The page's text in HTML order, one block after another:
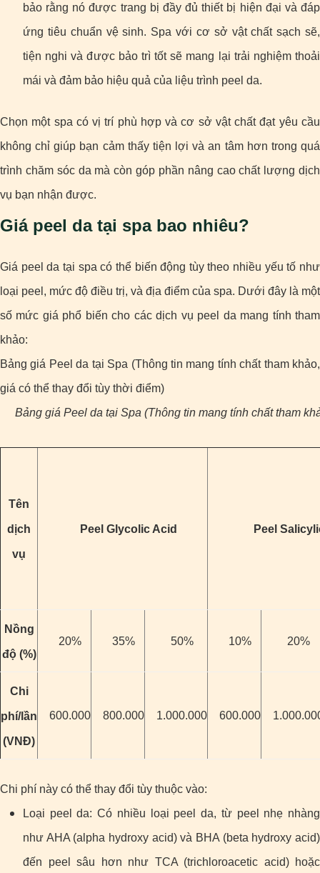
bảo rằng nó được trang bị đầy đủ thiết bị hiện đại và đáp
ứng tiêu chuẩn vệ sinh. Spa với cơ sở vật chất sạch sẽ,
tiện nghi và được bảo trì tốt sẽ mang lại trải nghiệm thoải
mái và đảm bảo hiệu quả của liệu trình peel da.
Chọn một spa có vị trí phù hợp và cơ sở vật chất đạt yêu cầu
không chỉ giúp bạn cảm thấy tiện lợi và an tâm hơn trong quá
trình chăm sóc da mà còn góp phần nâng cao chất lượng dịch
vụ bạn nhận được.
Giá peel da tại spa bao nhiêu?
Giá peel da tại spa có thể biến động tùy theo nhiều yếu tố như
loại peel, mức độ điều trị, và địa điểm của spa. Dưới đây là một
số mức giá phổ biến cho các dịch vụ peel da mang tính tham
khảo:
Bảng giá Peel da tại Spa (Thông tin mang tính chất tham khảo,
giá có thể thay đổi tùy thời điểm)
Bảng giá Peel da tại Spa (Thông tin mang tính chất tham
Tên
dịch
vụ
Peel Glycolic Acid Peel
Nồng
độ (%)
20% 35% 50% 10% 20%
Chi
phí/lần
(VNĐ)
600.000 800.000 1.000.000 600.000
Chi phí này có thể thay đổi tùy thuộc vào:
Loại peel da: Có nhiều loại peel da, từ peel nhẹ nhàng
như AHA (alpha hydroxy acid) và BHA (beta hydroxy acid)
đến peel sâu hơn như TCA (trichloroacetic acid) hoặc